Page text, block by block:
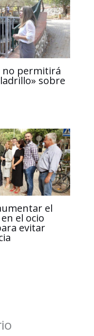
no permitirá
sobre
el
el ocio
evitar